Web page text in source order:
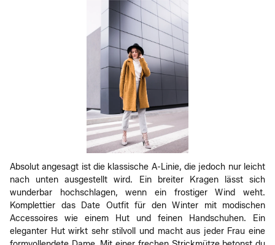
Absolut angesagt ist die klassische A-Linie, die jedoch nur leicht
nach unten ausgestellt wird. Ein breiter Kragen lässt sich
wunderbar hochschlagen, wenn ein frostiger Wind weht.
Komplettier das Date Outfit für den Winter mit modischen
Accessoires wie einem Hut und feinen Handschuhen. Ein
eleganter Hut wirkt sehr stilvoll und macht aus jeder Frau eine